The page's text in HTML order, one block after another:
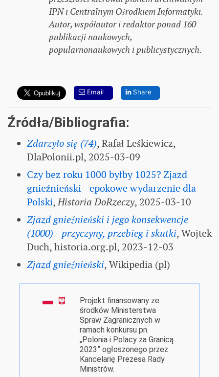
IPN i Centralnym Ośrodkiem Informatyki.
Autor, współautor i redaktor ponad 160
publikacji naukowych,
popularnonaukowych i publicystycznych.
Email Share
Źródła/Bibliografia:
Zdarzyło się (74), Rafał Leśkiewicz,
DlaPolonii.pl, 2025-03-09
Czy bez roku 1000 byłby 1025? Zjazd
gnieźnieński - epokowe wydarzenie dla
Polski,Historia DoRzeczy, 2025-03-10
Zjazd gnieźnieński i jego konsekwencje
(1000) - przyczyny, przebieg i skutki, Wojtek
Duch, historia.org.pl, 2023-12-03
Zjazd gnieźnieński, Wikipedia (pl)
Projekt finansowany ze
środków Ministerstwa
Spraw Zagranicznych w
ramach konkursu pn.
„Polonia i Polacy za Granicą
2023” ogłoszonego przez
Kancelarię Prezesa Rady
Ministrów.